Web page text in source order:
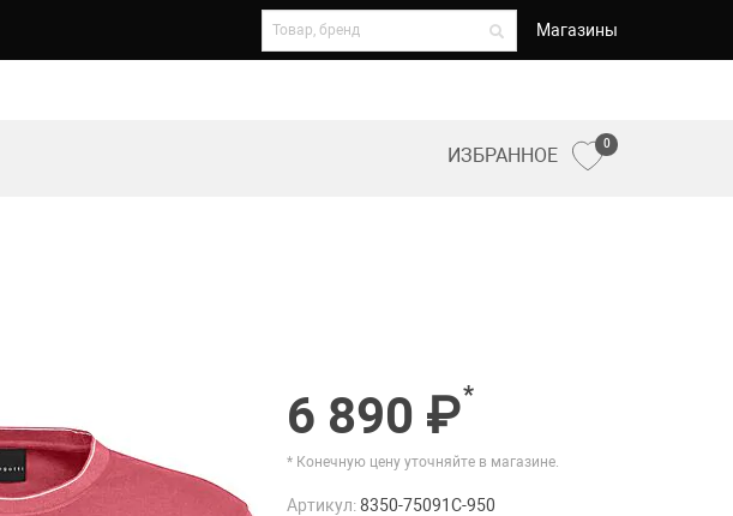
Магазины
ИЗБРАННОЕ
0
6 890 ₽*
* Конечную цену уточняйте в магазине.
Артикул:8350-75091C-950